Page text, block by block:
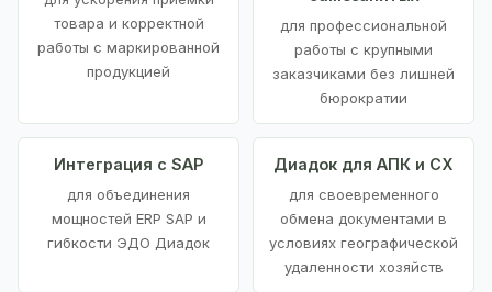
товара и корректной
работы с маркированной
продукцией
для профессиональной
работы с крупными
заказчиками без лишней
бюрократии
Интеграция с SAP
для объединения
мощностей ERP SAP и
гибкости ЭДО Диадок
Диадок для АПК и СХ
для своевременного
обмена документами в
условиях географической
удаленности хозяйств